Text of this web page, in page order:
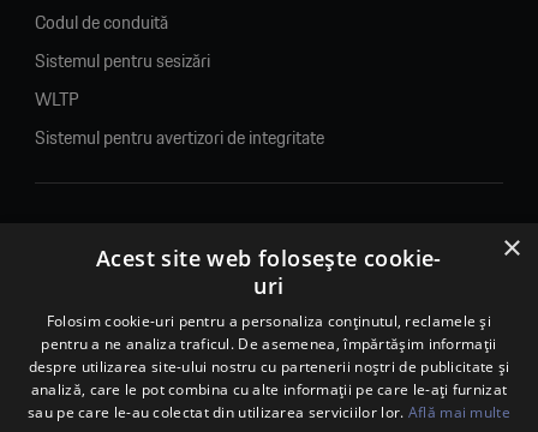
Codul de conduită
Sistemul pentru sesizări
WLTP
Sistemul pentru avertizori de integritate
© 2026. Porsche Inter Auto Romania. Toate drepturile rezervate.
Porsche Inter Auto Romania SRL
RO22188461 J2007002067233
B-dul Pipera, nr. 2, Sala 1, Etaj 2, Voluntari, jud.Ilfov - sediu
social
B-dul Pipera, nr. 1/X, Centrul Porsche București – PCB,
×
Acest site web folosește cookie-
uri
Folosim cookie-uri pentru a personaliza conținutul, reclamele și
pentru a ne analiza traficul. De asemenea, împărtășim informații
despre utilizarea site-ului nostru cu partenerii noștri de publicitate și
analiză, care le pot combina cu alte informații pe care le-ați furnizat
sau pe care le-au colectat din utilizarea serviciilor lor. Află mai multe